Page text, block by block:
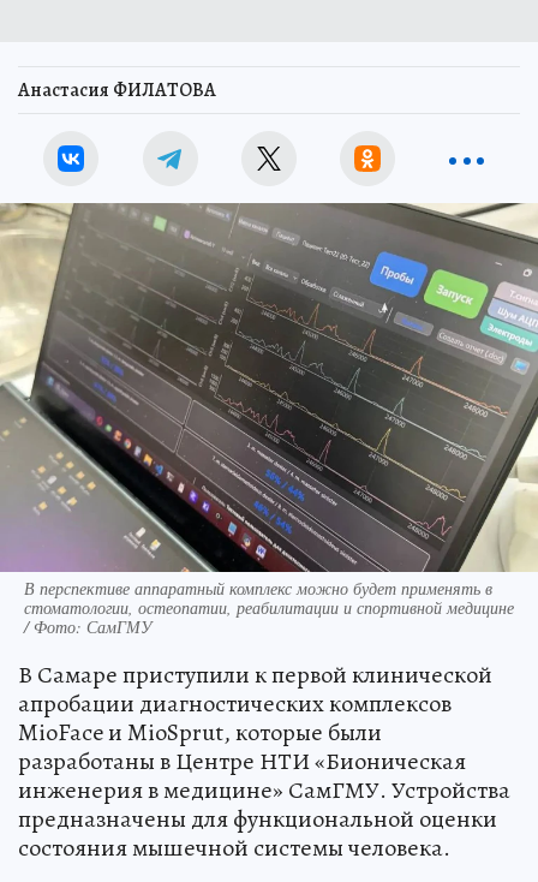
Анастасия ФИЛАТОВА
В перспективе аппаратный комплекс можно будет применять в
стоматологии, остеопатии, реабилитации и спортивной медицине
/ Фото: СамГМУ
В Самаре приступили к первой клинической
апробации диагностических комплексов
MioFace и MioSprut, которые были
разработаны в Центре НТИ «Бионическая
инженерия в медицине» СамГМУ. Устройства
предназначены для функциональной оценки
состояния мышечной системы человека.